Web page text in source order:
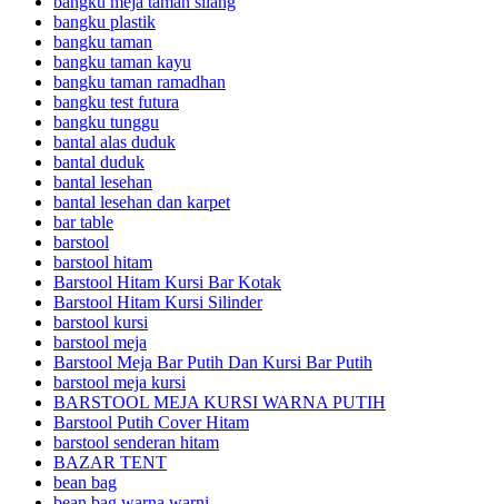
bangku plastik
bangku taman
bangku taman kayu
bangku taman ramadhan
bangku test futura
bangku tunggu
bantal alas duduk
bantal duduk
bantal lesehan
bantal lesehan dan karpet
bar table
barstool
barstool hitam
Barstool Hitam Kursi Bar Kotak
Barstool Hitam Kursi Silinder
barstool kursi
barstool meja
Barstool Meja Bar Putih Dan Kursi Bar Putih
barstool meja kursi
BARSTOOL MEJA KURSI WARNA PUTIH
Barstool Putih Cover Hitam
barstool senderan hitam
BAZAR TENT
bean bag